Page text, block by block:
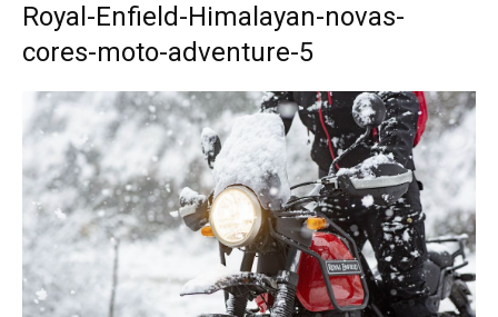
Royal-Enfield-Himalayan-novas-
cores-moto-adventure-5